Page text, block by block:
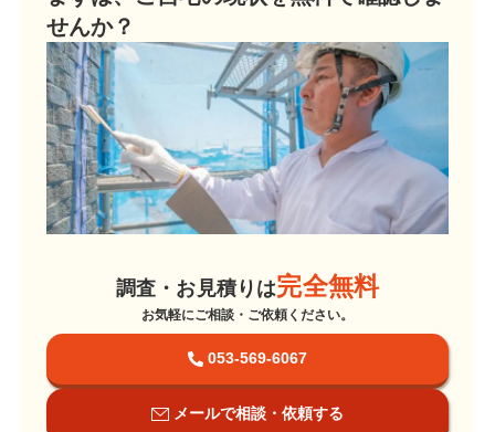
せんか？
調査・お見積りは完全無料
お気軽にご相談・ご依頼ください。
053-569-6067
メールで相談・依頼する